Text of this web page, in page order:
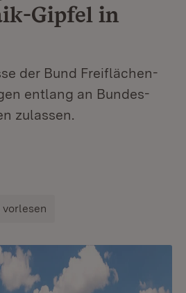
Gipfel in
der Bund Freiflächen-
entlang an Bundes-
zulassen.
vorlesen